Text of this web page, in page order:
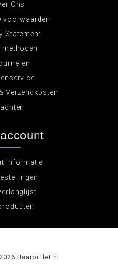
Ons
voorwaarden
Statement
Verzendkosten
informatie
Haaroutlet.nl